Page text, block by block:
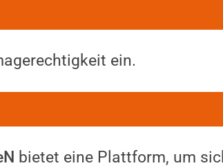
ein.
bietet eine Plattform, um